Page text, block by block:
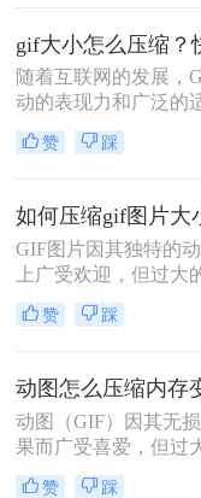
呢？本文将介绍三种
方法，旨在帮助用户
件大小，同时保持较
随着互联网的发展，
动的表现力和广泛的
社交媒体、网页设计
个领域的宠儿。然而
仅影响了加载速度，
失败。因此，学会gif
同时保持良好的视觉
重要。本文将详细介
GIF压缩方法，帮助
挑战。
赞 踩
GIF图片因其独特的
上广受欢迎，但过大
会影响加载速度和用
何压缩gif图片大小呢
压缩方法。
赞 踩
动图（GIF）因其无
果而广受喜爱，但过
能会占用过多存储空
赞 踩